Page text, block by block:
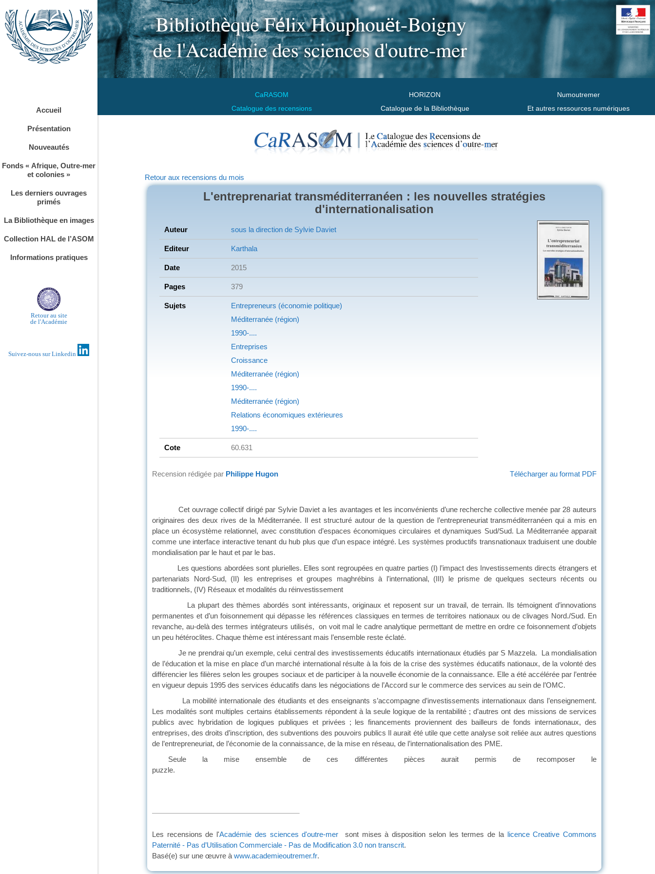
CaRASOM
Catalogue des recensions
HORIZON
Catalogue de la Bibliothèque
Numoutremer
Et autres ressources numériques
Accueil
Présentation
Nouveautés
Fonds « Afrique, Outre-mer
et colonies »
Les derniers ouvrages
primés
La Bibliothèque en images
Collection HAL de l’ASOM
Informations pratiques
Retour au site
de l'Académie
Suivez-nous sur Linkedin
Retour aux recensions du mois
L'entreprenariat transméditerranéen : les nouvelles stratégies
d'internationalisation
Auteur sous la direction de Sylvie Daviet
Editeur Karthala
Date 2015
Pages 379
Sujets
Entrepreneurs (économie politique)
Méditerranée (région)
1990-....
Entreprises
Croissance
Méditerranée (région)
1990-....
Méditerranée (région)
Relations économiques extérieures
1990-....
Cote 60.631
Télécharger au format PDF
Recension rédigée par Philippe Hugon
Cet ouvrage collectif dirigé par Sylvie Daviet a les avantages et les inconvénients d’une recherche collective menée par 28 auteurs
originaires des deux rives de la Méditerranée. Il est structuré autour de la question de l’entrepreneuriat transméditerranéen qui a mis en
place un écosystème relationnel, avec constitution d’espaces économiques circulaires et dynamiques Sud/Sud. La Méditerranée apparait
comme une interface interactive tenant du hub plus que d’un espace intégré. Les systèmes productifs transnationaux traduisent une double
mondialisation par le haut et par le bas.
Les questions abordées sont plurielles. Elles sont regroupées en quatre parties (I) l’impact des Investissements directs étrangers et
partenariats Nord-Sud, (II) les entreprises et groupes maghrébins à l’international, (III) le prisme de quelques secteurs récents ou
traditionnels, (IV) Réseaux et modalités du réinvestissement
La plupart des thèmes abordés sont intéressants, originaux et reposent sur un travail, de terrain. Ils témoignent d’innovations
permanentes et d’un foisonnement qui dépasse les références classiques en termes de territoires nationaux ou de clivages Nord./Sud. En
revanche, au-delà des termes intégrateurs utilisés, on voit mal le cadre analytique permettant de mettre en ordre ce foisonnement d’objets
un peu hétéroclites. Chaque thème est intéressant mais l’ensemble reste éclaté.
Je ne prendrai qu’un exemple, celui central des investissements éducatifs internationaux étudiés par S Mazzela. La mondialisation
de l’éducation et la mise en place d’un marché international résulte à la fois de la crise des systèmes éducatifs nationaux, de la volonté des
différencier les filières selon les groupes sociaux et de participer à la nouvelle économie de la connaissance. Elle a été accélérée par l’entrée
en vigueur depuis 1995 des services éducatifs dans les négociations de l’Accord sur le commerce des services au sein de l’OMC.
La mobilité internationale des étudiants et des enseignants s’accompagne d’investissements internationaux dans l’enseignement.
Les modalités sont multiples certains établissements répondent à la seule logique de la rentabilité ; d’autres ont des missions de services
publics avec hybridation de logiques publiques et privées ; les financements proviennent des bailleurs de fonds internationaux, des
entreprises, des droits d’inscription, des subventions des pouvoirs publics Il aurait été utile que cette analyse soit reliée aux autres questions
de l’entrepreneuriat, de l’économie de la connaissance, de la mise en réseau, de l’internationalisation des PME.
Seule la mise ensemble de ces différentes pièces aurait permis de recomposer le
puzzle.
Les recensions de l'Académie des sciences d'outre-mer sont mises à disposition selon les termes de la licence Creative Commons
Paternité - Pas d’Utilisation Commerciale - Pas de Modification 3.0 non transcrit.
Basé(e) sur une œuvre àwww.academieoutremer.fr.